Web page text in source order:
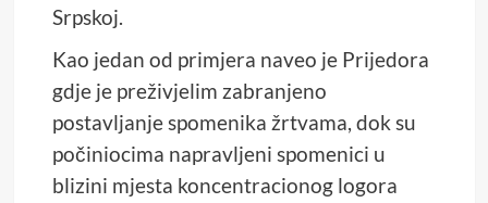
Srpskoj.
Kao jedan od primjera naveo je Prijedora
gdje je preživjelim zabranjeno
postavljanje spomenika žrtvama, dok su
počiniocima napravljeni spomenici u
blizini mjesta koncentracionog logora